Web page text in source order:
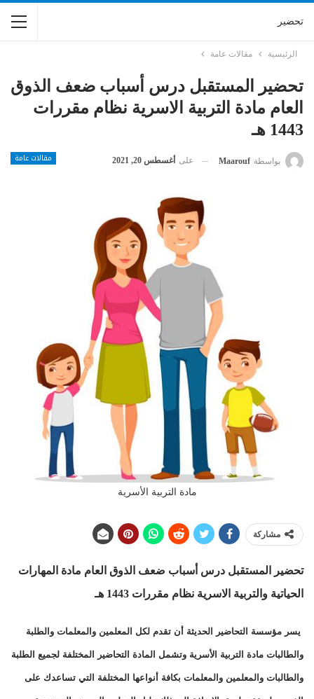
تحضير
الرئيسية مقالات عامة
تحضير المستقبل درس أسباب ضعف الذوق
العام مادة التربية الاسرية نظام مقررات
1443 هـ
مقالات عامة بواسطة Maarouf على أغسطس 20, 2021
مادة التربية الأسرية
مشاركة
تحضير المستقبل درس أسباب ضعف الذوق العام مادة المهارات
الحياتية والتربية الاسرية نظام مقررات
يسر مؤسسة التحاضير الحديثة أن تقدم لكل المعلمين والمعلمات والطلبة
والطالبات مادة التربية الأسرية وتشمل المادة التحاضير المختلفة لجميع الطلبة
والطالبات والمعلمين والمعلمات بكافة أنواعها المختلفة التي تساعدك على